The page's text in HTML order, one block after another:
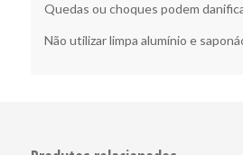
Quedas ou choques podem
Não utilizar limpa alumínio e